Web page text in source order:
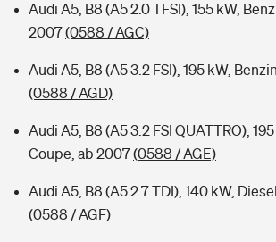
Kinderunfall-Check: Mehr Sicherheit für deine
Typklassen: So ist Ihr Auto eingestuft
Audi A5, B8 (A5 2.0 TFSI), 155 kW,
2007(0588 / AGC)
Audi A5, B8 (A5 3.2 FSI), 195 kW,
(0588 / AGD)
Audi A5, B8 (A5 3.2 FSI QUATTRO),
Coupe, ab 2007(0588 / AGE)
Audi A5, B8 (A5 2.7 TDI), 140 kW,
(0588 / AGF)